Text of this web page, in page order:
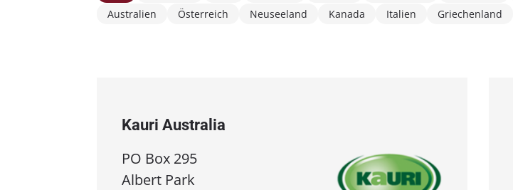
Australien
Österreich Neuseeland Kanada Italien Griechenland
Kauri Australia
PO Box 295
Albert Park